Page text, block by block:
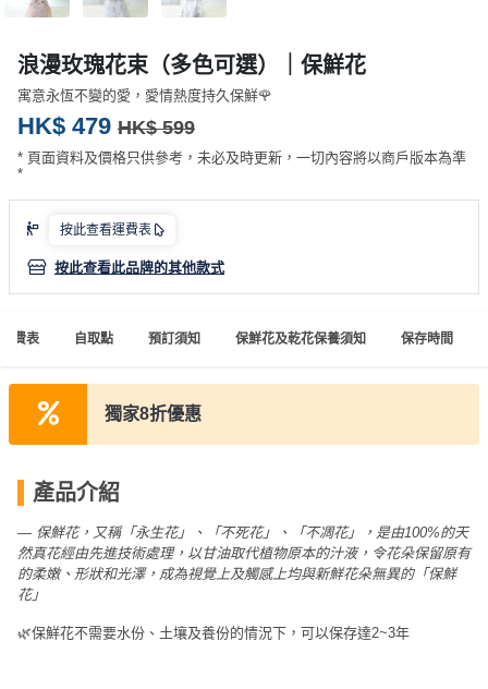
品
類
P
a
y
R
o
m
會
美
色
蛋
糕
活
動
搞
a
y
友
會
慶
活
攻
活
攻
會
會
社
浪漫玫瑰花束（多色可選）｜保鮮花
寓意永恆不變的愛，愛情熱度持久保鮮🌹
HK$ 479 HK$ 599
* 頁面資料及價格只供參考，未必及時更新，一切內容將以商戶版本為準
*
按此查看運費表
按此查看此品牌的其他款式
運費表 自取點 預訂須知 保鮮花及乾花保養須知 保存時間
獨家8折優惠
產品介紹
— 保鮮花，又稱「永生花」、「不死花」、「不凋花」，是由100%的天
然真花經由先進技術處理，以甘油取代植物原本的汁液，令花朵保留原有
的柔嫩、形狀和光澤，成為視覺上及觸感上均與新鮮花朵無異的「保鮮
花」
🌿保鮮花不需要水份、土壤及養份的情況下，可以保存達2~3年